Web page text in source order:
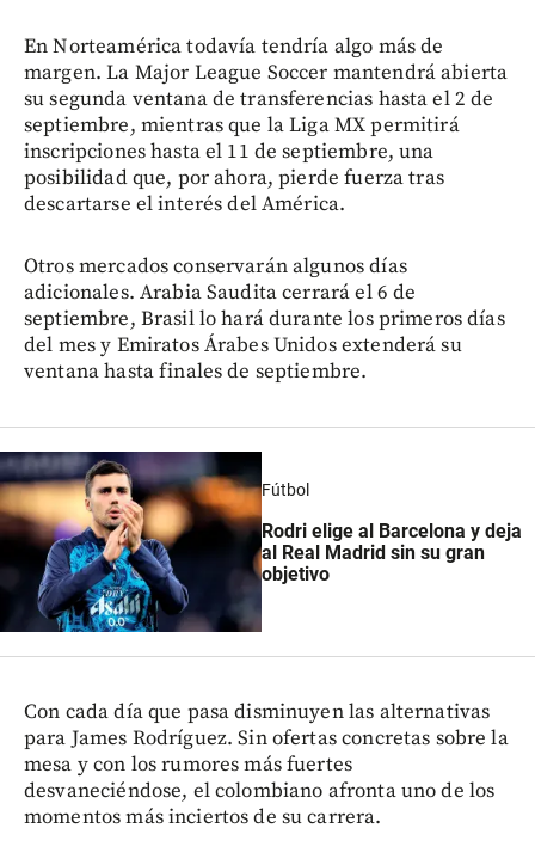
En Norteamérica todavía tendría algo más de
margen. La Major League Soccer mantendrá abierta
su segunda ventana de transferencias hasta el 2 de
septiembre, mientras que la Liga MX permitirá
inscripciones hasta el 11 de septiembre, una
posibilidad que, por ahora, pierde fuerza tras
descartarse el interés del América.
Otros mercados conservarán algunos días
adicionales. Arabia Saudita cerrará el 6 de
septiembre, Brasil lo hará durante los primeros días
del mes y Emiratos Árabes Unidos extenderá su
ventana hasta finales de septiembre.
Fútbol
Rodri elige al Barcelona y deja
al Real Madrid sin su gran
objetivo
Con cada día que pasa disminuyen las alternativas
para James Rodríguez. Sin ofertas concretas sobre la
mesa y con los rumores más fuertes
desvaneciéndose, el colombiano afronta uno de los
momentos más inciertos de su carrera.